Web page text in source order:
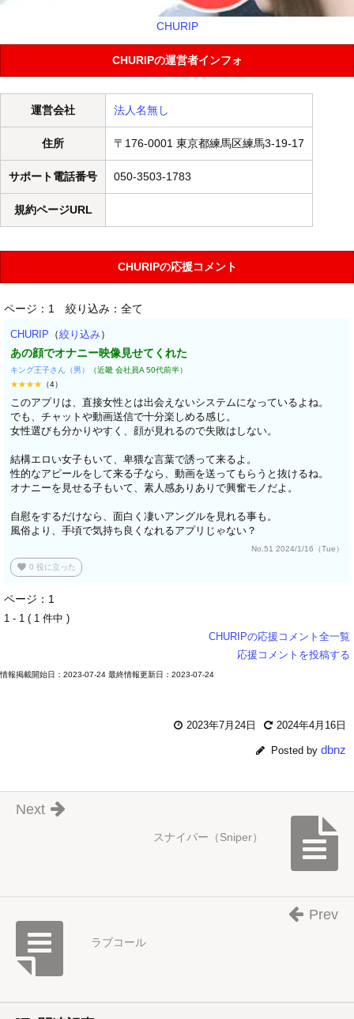
CHURIP
CHURIPの運営者インフォ
運営会社 法人名無し
住所 〒176-0001 東京都練馬区練馬3-19-17
サポート電話番号 050-3503-1783
規約ページURL
CHURIPの応援コメント
ページ：1 絞り込み：全て
CHURIP （絞り込み）
あの顔でオナニー映像見せてくれた
キング王子さん（男）
（近畿 会社員A 50代前半）
★★★★ （4）
このアプリは、直接女性とは出会えないシステムになっているよね。
でも、チャットや動画送信で十分楽しめる感じ。
女性選びも分かりやすく、顔が見れるので失敗はしない。
結構エロい女子もいて、卑猥な言葉で誘って来るよ。
性的なアピールをして来る子なら、動画を送ってもらうと抜けるね。
オナニーを見せる子もいて、素人感ありありで興奮モノだよ。
自慰をするだけなら、面白く凄いアングルを見れる事も。
風俗より、手頃で気持ち良くなれるアプリじゃない？
No.51 2024/1/16（Tue）
favorite 0 役に立った
ページ：1
1 - 1 ( 1 件中 )
CHURIPの応援コメント全一覧
応援コメントを投稿する
情報掲載開始日：2023-07-24 最終情報更新日：2023-07-24
2023年7月24日 2024年4月16日
Posted by dbnz
スナイパー（Sniper）
Next
ラブコール
Prev